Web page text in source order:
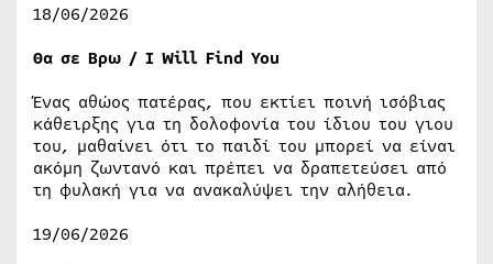
18/06/2026
Θα σε Βρω / I Will Find You
Ένας αθώος πατέρας, που εκτίει ποινή ισόβιας
κάθειρξης για τη δολοφονία του ίδιου του γιου
του, μαθαίνει ότι το παιδί του μπορεί να είναι
ακόμη ζωντανό και πρέπει να δραπετεύσει από
τη φυλακή για να ανακαλύψει την αλήθεια.
19/06/2026